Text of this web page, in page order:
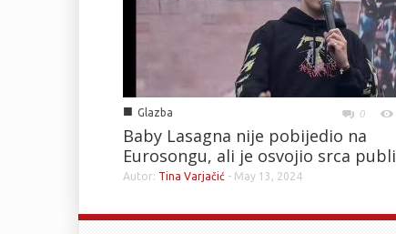
■ Glazba 0
Baby Lasagna nije pobijedio na
Eurosongu, ali je osvojio srca
Autor: Tina Varjačić - May 13, 2024